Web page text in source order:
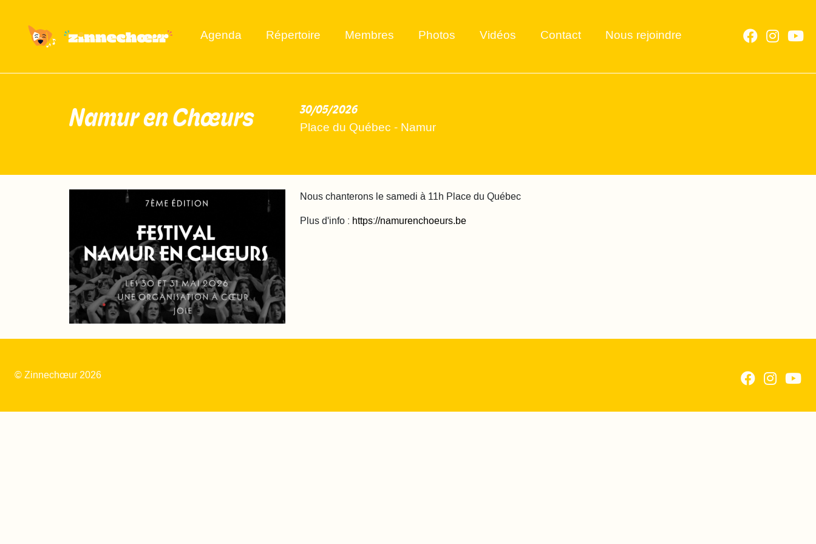
Agenda Répertoire Membres Photos Vidéos Contact Nous rejoindre
Namur en Chœurs 30/05/2026
2026-05-30
Place du Québec - Namur
Nous chanterons le samedi à 11h Place du Québec
Plus d'info : https://namurenchoeurs.be
© Zinnechœur 2026